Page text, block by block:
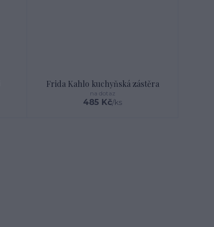
Frida Kahlo kuchyňská zástěra
485 Kč/ks
na dotaz